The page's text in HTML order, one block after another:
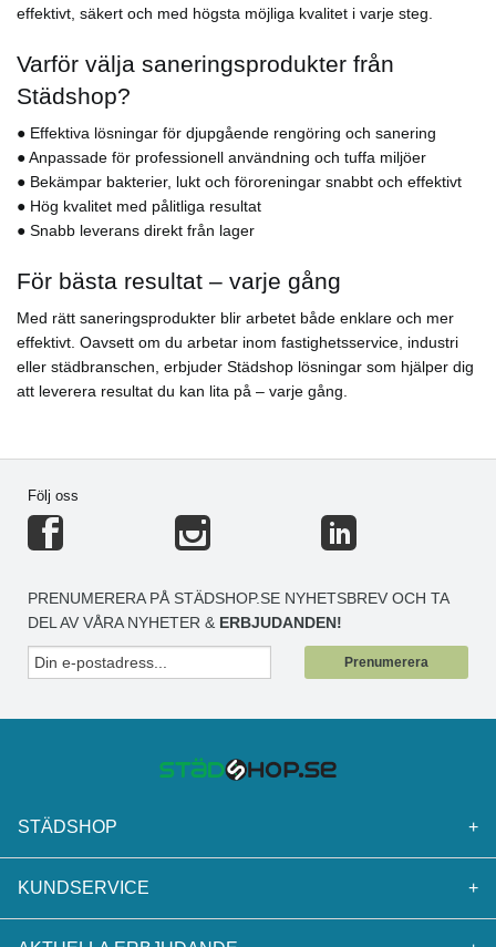
effektivt, säkert och med högsta möjliga kvalitet i varje steg.
Varför välja saneringsprodukter från
Städshop?
● Effektiva lösningar för djupgående rengöring och sanering
● Anpassade för professionell användning och tuffa miljöer
● Bekämpar bakterier, lukt och föroreningar snabbt och effektivt
● Hög kvalitet med pålitliga resultat
● Snabb leverans direkt från lager
För bästa resultat – varje gång
Med rätt saneringsprodukter blir arbetet både enklare och mer
effektivt. Oavsett om du arbetar inom fastighetsservice, industri
eller städbranschen, erbjuder Städshop lösningar som hjälper dig
att leverera resultat du kan lita på – varje gång.
Följ oss
PRENUMERERA PÅ STÄDSHOP.SE NYHETSBREV OCH TA
DEL AV VÅRA NYHETER & ERBJUDANDEN!
Prenumerera
STÄDSHOP +
KUNDSERVICE +